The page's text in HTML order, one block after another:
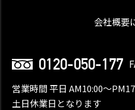
会社概要
0120-050-177
営業時間 平日 AM10:00〜
土日休業日となります